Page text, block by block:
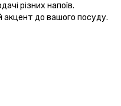
різних напоїв.
акцент до вашого посуду.